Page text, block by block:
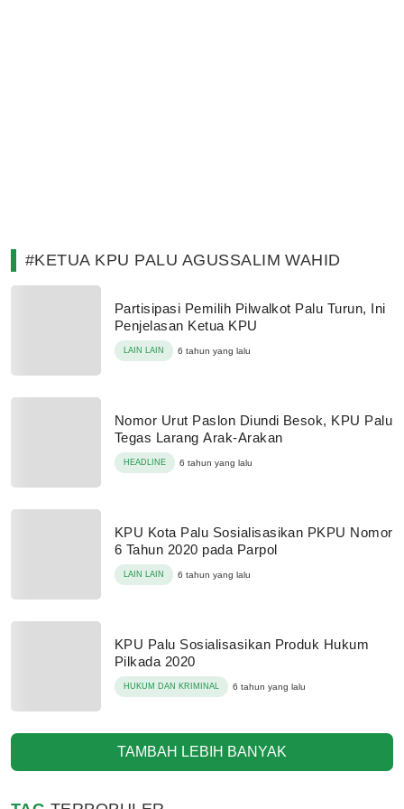
#KETUA KPU PALU AGUSSALIM WAHID
Partisipasi Pemilih Pilwalkot Palu Turun, Ini
Penjelasan Ketua KPU
LAIN LAIN 6 tahun yang lalu
Nomor Urut Paslon Diundi Besok, KPU Palu
Tegas Larang Arak-Arakan
HEADLINE 6 tahun yang lalu
KPU Kota Palu Sosialisasikan PKPU Nomor
6 Tahun 2020 pada Parpol
LAIN LAIN 6 tahun yang lalu
KPU Palu Sosialisasikan Produk Hukum
Pilkada 2020
HUKUM DAN KRIMINAL 6 tahun yang lalu
TAMBAH LEBIH BANYAK